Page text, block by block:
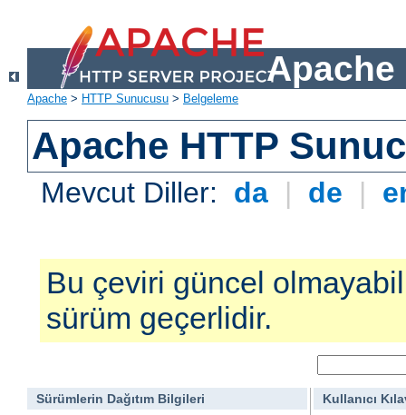
Apache
Apache > HTTP Sunucusu > Belgeleme
Apache HTTP
Mevcut Diller: da | de |
Bu çeviri güncel
sürüm geçerlidir.
Sürümlerin Dağıtım Bilgileri
Kullanıcı